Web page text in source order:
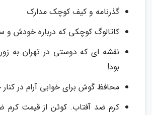
گذرنامه و کیف کوچک مدارک
کاتالوگ کوچکی که درباره خودش و
نقشه ای که دوستی در تهران به
بود!
محافظ گوش برای خوابی آرام در کنار
کرم ضد آفتاب. کوئن از قیمت کرم